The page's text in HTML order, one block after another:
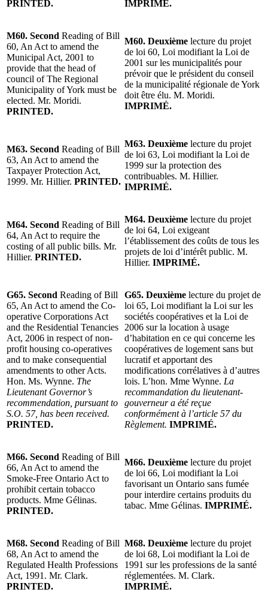
PRINTED. IMPRIMÉ.
M60. Second Reading of Bill
60, An Act to amend the
Municipal Act, 2001 to
provide that the head of
council of The Regional
Municipality of York must be
elected. Mr. Moridi.
PRINTED.
M60. Deuxième lecture du projet
de loi 60, Loi modifiant la Loi de
2001 sur les municipalités pour
prévoir que le président du conseil
de la municipalité régionale de York
doit être élu. M. Moridi.
IMPRIMÉ.
M63. Second Reading of Bill
63, An Act to amend the
Taxpayer Protection Act,
1999. Mr. Hillier. PRINTED.
M63. Deuxième lecture du projet
de loi 63, Loi modifiant la Loi de
1999 sur la protection des
contribuables. M. Hillier.
IMPRIMÉ.
M64. Second Reading of Bill
64, An Act to require the
costing of all public bills. Mr.
Hillier. PRINTED.
M64. Deuxième lecture du projet
de loi 64, Loi exigeant
l’établissement des coûts de tous les
projets de loi d’intérêt public. M.
Hillier. IMPRIMÉ.
G65. Second Reading of Bill
65, An Act to amend the Co-
operative Corporations Act
and the Residential Tenancies
Act, 2006 in respect of non-
profit housing co-operatives
and to make consequential
amendments to other Acts.
Hon. Ms. Wynne. The
Lieutenant Governor’s
recommendation, pursuant to
S.O. 57, has been received.
PRINTED.
G65. Deuxième lecture du projet de
loi 65, Loi modifiant la Loi sur les
sociétés coopératives et la Loi de
2006 sur la location à usage
d’habitation en ce qui concerne les
coopératives de logement sans but
lucratif et apportant des
modifications corrélatives à d’autres
lois. L’hon. Mme Wynne. La
recommandation du lieutenant-
gouverneur a été reçue
conformément à l’article 57 du
Règlement. IMPRIMÉ.
M66. Second Reading of Bill
66, An Act to amend the
Smoke-Free Ontario Act to
prohibit certain tobacco
products. Mme Gélinas.
PRINTED.
M66. Deuxième lecture du projet
de loi 66, Loi modifiant la Loi
favorisant un Ontario sans fumée
pour interdire certains produits du
tabac. Mme Gélinas. IMPRIMÉ.
M68. Second Reading of Bill
68, An Act to amend the
Regulated Health Professions
Act, 1991. Mr. Clark.
PRINTED.
M68. Deuxième lecture du projet
de loi 68, Loi modifiant la Loi de
1991 sur les professions de la santé
réglementées. M. Clark.
IMPRIMÉ.